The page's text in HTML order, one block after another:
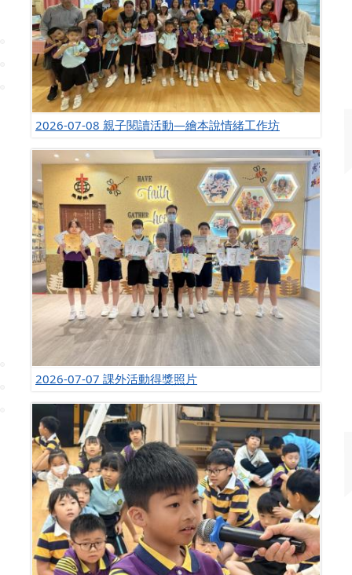
2026-07-08 親子閱讀活動—繪本說情緒工作坊
2026-07-07 課外活動得獎照片